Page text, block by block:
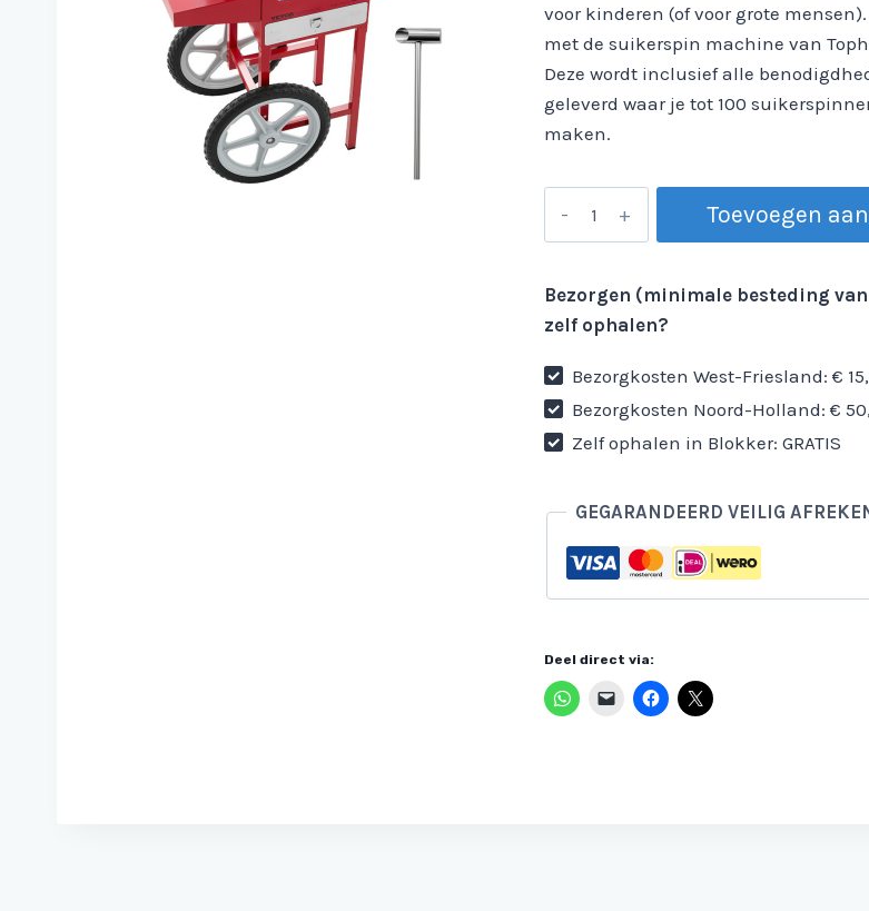
voor kinderen (of voor grote
met de suikerspin machine van
Deze wordt inclusief alle
geleverd waar je tot 100
maken.
Toevoegen aan
Bezorgen (minimale besteding
zelf ophalen?
Bezorgkosten West-Friesland: €
Bezorgkosten Noord-Holland: €
Zelf ophalen in Blokker: GRATIS
GEGARANDEERD VEILIG
Deel direct via: